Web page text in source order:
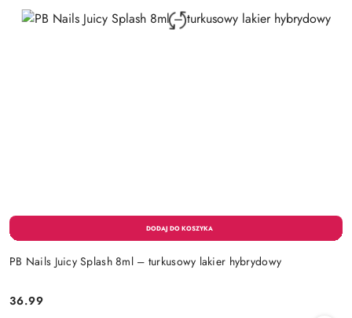
PB Nails Juicy Splash 8ml – turkusowy lakier hybrydowy
Cena:
36.99